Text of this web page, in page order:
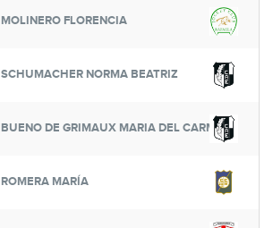
MOLINERO FLORENCIA
SCHUMACHER NORMA BEATRIZ
BUENO DE GRIMAUX MARIA DEL CARMEN
ROMERA MARÍA